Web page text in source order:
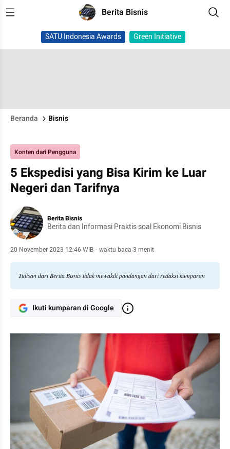
Berita Bisnis
SATU Indonesia Awards Green Initiative
Beranda Bisnis
Konten dari Pengguna
5 Ekspedisi yang Bisa Kirim ke Luar
Negeri dan Tarifnya
Berita Bisnis
Berita dan Informasi Praktis soal Ekonomi Bisnis
20 November 2023 12:46 WIB · waktu baca 3 menit
Tulisan dari Berita Bisnis tidak mewakili pandangan dari redaksi kumparan
Ikuti kumparan di Google